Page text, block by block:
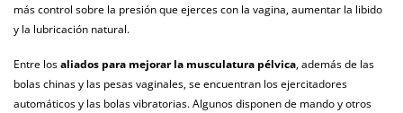
Producto
No testado en
animales
más control sobre la presión que ejerces con la vagina, aumentar la libido
y la lubricación natural.
Entre losaliados para mejorar la musculatura pélvica, además de las
bolas chinas y las pesas vaginales, se encuentran los ejercitadores
automáticos y las bolas vibratorias. Algunos disponen de mando y otros